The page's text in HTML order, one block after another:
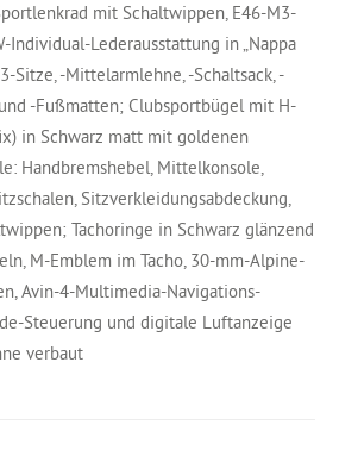
mit Schaltwippen, E46-M3-
Individual-Lederausstattung in „Nappa
Sitze, -Mittelarmlehne, -Schaltsack, -
-Fußmatten; Clubsportbügel mit H-
in Schwarz matt mit goldenen
Handbremshebel, Mittelkonsole,
Sitzverkleidungsabdeckung,
Tachoringe in Schwarz glänzend
M-Emblem im Tacho, 30-mm-Alpine-
Avin-4-Multimedia-Navigations-
Steuerung und digitale Luftanzeige
verbaut